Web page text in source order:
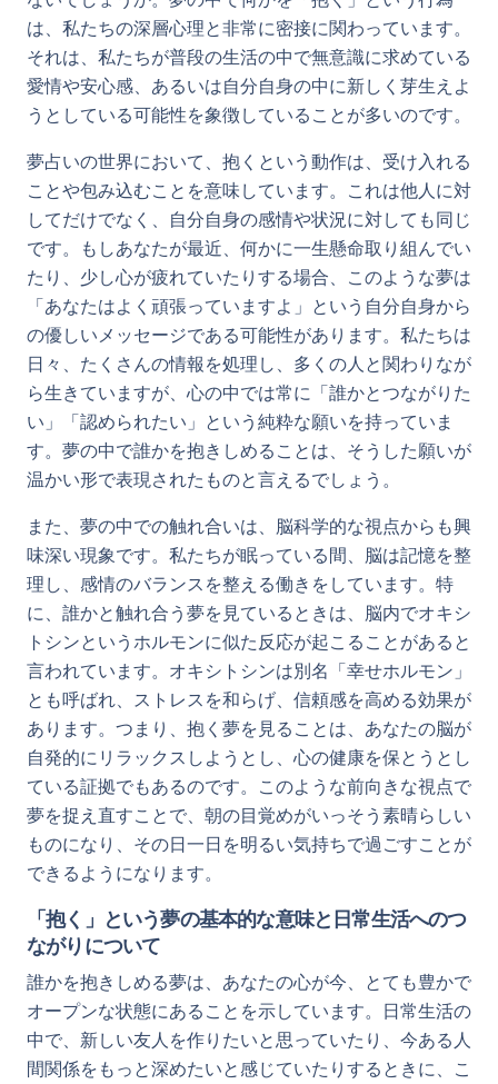
は、私たちの深層心理と非常に密接に関わっています。
それは、私たちが普段の生活の中で無意識に求めている
愛情や安心感、あるいは自分自身の中に新しく芽生えよ
うとしている可能性を象徴していることが多いのです。
夢占いの世界において、抱くという動作は、受け入れる
ことや包み込むことを意味しています。これは他人に対
してだけでなく、自分自身の感情や状況に対しても同じ
です。もしあなたが最近、何かに一生懸命取り組んでい
たり、少し心が疲れていたりする場合、このような夢は
「あなたはよく頑張っていますよ」という自分自身から
の優しいメッセージである可能性があります。私たちは
日々、たくさんの情報を処理し、多くの人と関わりなが
ら生きていますが、心の中では常に「誰かとつながりた
い」「認められたい」という純粋な願いを持っていま
す。夢の中で誰かを抱きしめることは、そうした願いが
温かい形で表現されたものと言えるでしょう。
また、夢の中での触れ合いは、脳科学的な視点からも興
味深い現象です。私たちが眠っている間、脳は記憶を整
理し、感情のバランスを整える働きをしています。特
に、誰かと触れ合う夢を見ているときは、脳内でオキシ
トシンというホルモンに似た反応が起こることがあると
言われています。オキシトシンは別名「幸せホルモン」
とも呼ばれ、ストレスを和らげ、信頼感を高める効果が
あります。つまり、抱く夢を見ることは、あなたの脳が
自発的にリラックスしようとし、心の健康を保とうとし
ている証拠でもあるのです。このような前向きな視点で
夢を捉え直すことで、朝の目覚めがいっそう素晴らしい
ものになり、その日一日を明るい気持ちで過ごすことが
できるようになります。
「抱く」という夢の基本的な意味と日常生活へのつ
ながりについて
誰かを抱きしめる夢は、あなたの心が今、とても豊かで
オープンな状態にあることを示しています。日常生活の
中で、新しい友人を作りたいと思っていたり、今ある人
間関係をもっと深めたいと感じていたりするときに、こ